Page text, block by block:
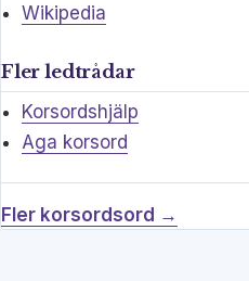
Wikipedia
Fler ledtrådar
Korsordshjälp
Aga korsord
Fler korsordsord →